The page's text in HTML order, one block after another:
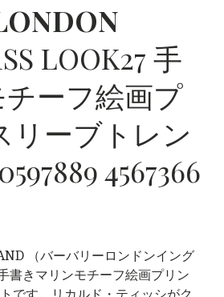
LOOK27 手
ーフ絵画プ
リーブトレン
4567366
（バーバリーロンドンイング
書きマリンモチーフ絵画プリン